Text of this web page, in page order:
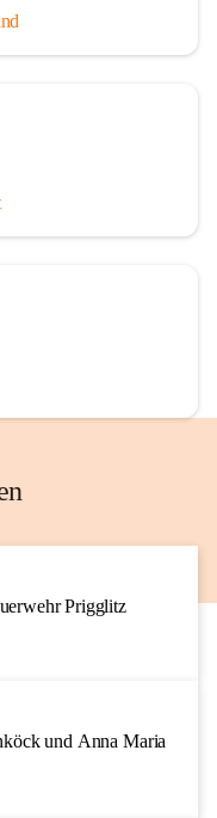
Prigglitz
AUG
und Anna Maria